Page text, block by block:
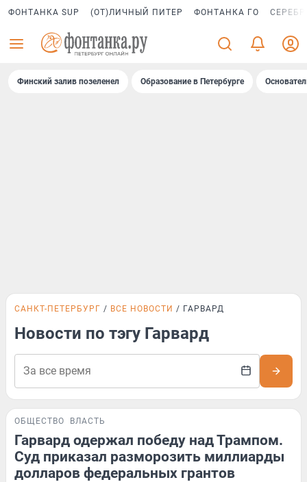
ФОНТАНКА SUP (ОТ)ЛИЧНЫЙ ПИТЕР ФОНТАНКА ГО
Финский залив позеленел Образование в Петербурге
САНКТ-ПЕТЕРБУРГ ВСЕ НОВОСТИ ГАРВАРД
Новости по тэгу Гарвард
ОБЩЕСТВО ВЛАСТЬ
Гарвард одержал победу над Трампом.
Суд приказал разморозить миллиарды
долларов федеральных грантов